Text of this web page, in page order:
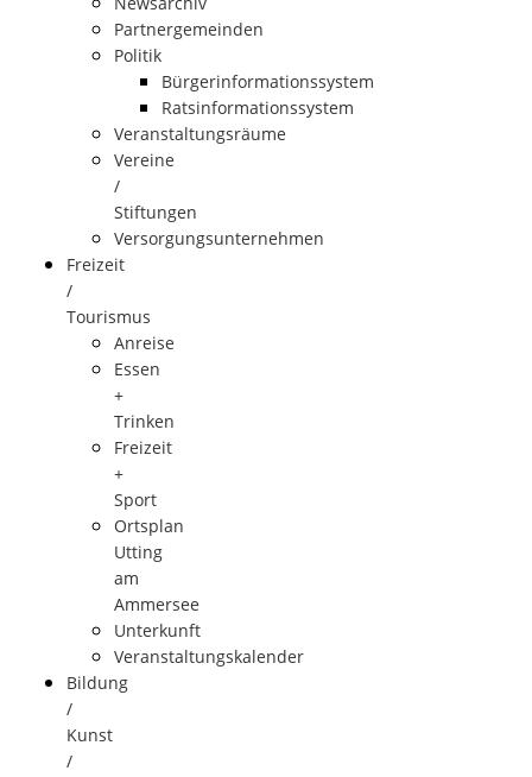
Partnergemeinden
Politik
Bürgerinformationssystem
Ratsinformationssystem
Veranstaltungsräume
Vereine
/
Stiftungen
Versorgungsunternehmen
Freizeit
/
Tourismus
Anreise
Essen
+
Trinken
Freizeit
+
Sport
Ortsplan
Utting
am
Ammersee
Unterkunft
Veranstaltungskalender
Bildung
/
Kunst
/